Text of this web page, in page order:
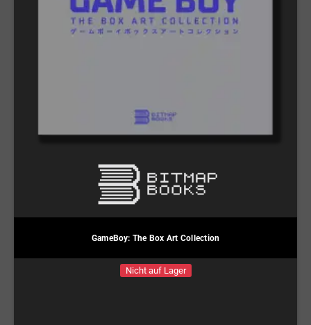
GameBoy: The Box Art Collection
Nicht auf Lager